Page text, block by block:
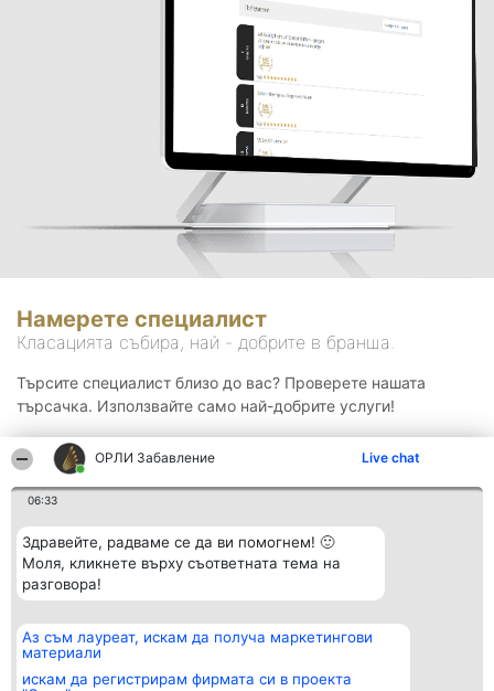
ОРЛИ Забавление Live chat
06:33
Здравейте, радваме се да ви помогнем! 🙂
Моля, кликнете върху съответната тема на
разговора!
Аз съм лауреат, искам да получа маркетингови
материали
искам да регистрирам фирмата си в проекта
Намерете специалист
Класацията събира, най - добрите в бранша.
Търсите специалист близо до вас? Проверете нашата
търсачка. Използвайте само най-добрите услуги!
Организатор на
класиране
BulevardulAleea Timișul De
Класация
всички
Контакти